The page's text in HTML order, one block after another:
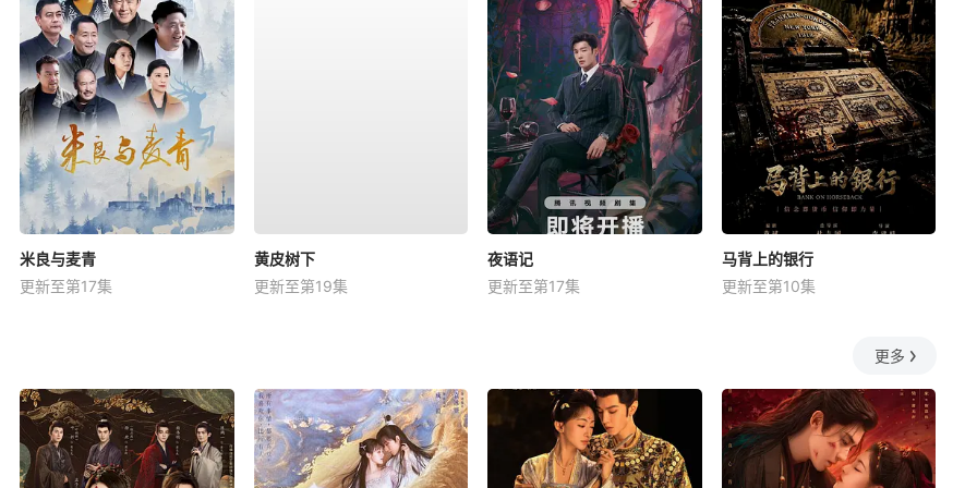
米良与麦青
更新至第17集
黄皮树下
更新至第19集
夜语记
更新至第17集
马背上的银行
更新至第10集
更多